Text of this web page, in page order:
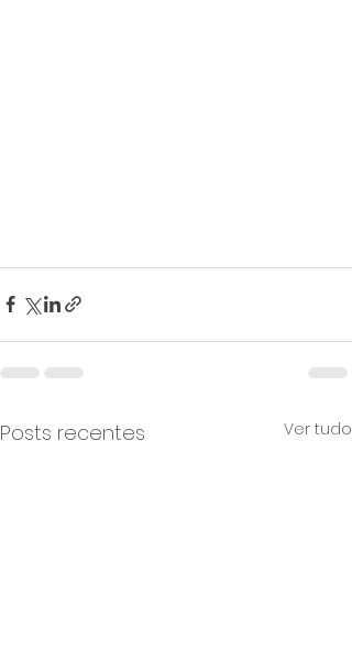
Posts recentes Ver tudo